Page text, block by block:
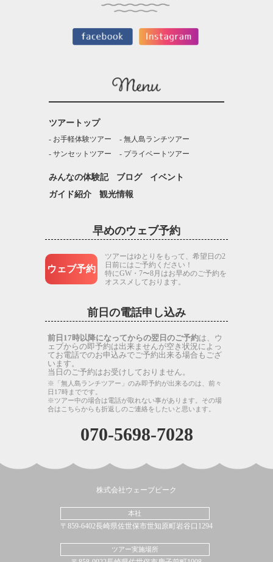
ツアートップ
お手軽体験ツアー
無人島ランチツアー
サンセットツアー
プライベートツアー
みんなの体験記 ブログ
イベント
ガイド紹介
観光情報
早めのウェブ予約
ウェブ予約
ツアーはゆとりをもって、希望日の2
日前にはご予約ください！
特にGW・7〜8月はお早めのご予約を
オススメしております。
前日の電話申し込み
前日17時以降になってからの翌日のご予約は、ウ
ェブからの即予約は出来ませんが空き状況によっ
てお電話でのお申込みでご予約出来る場合もござ
います。
当日のご予約はお受けしておりません。
※「無人島ランチツアー」のみ即予約が出来るのは、前々
日17時までです。
※ツアー中の場合は電話が取れない事があります。その場
合はこちらからも折返しのご連絡をしたいと思います。
070-5698-7028
株式会社ウェーブピーク
本社
〒859-6402長崎県佐世保市世知原町岩谷口1294
ツアー実施場所